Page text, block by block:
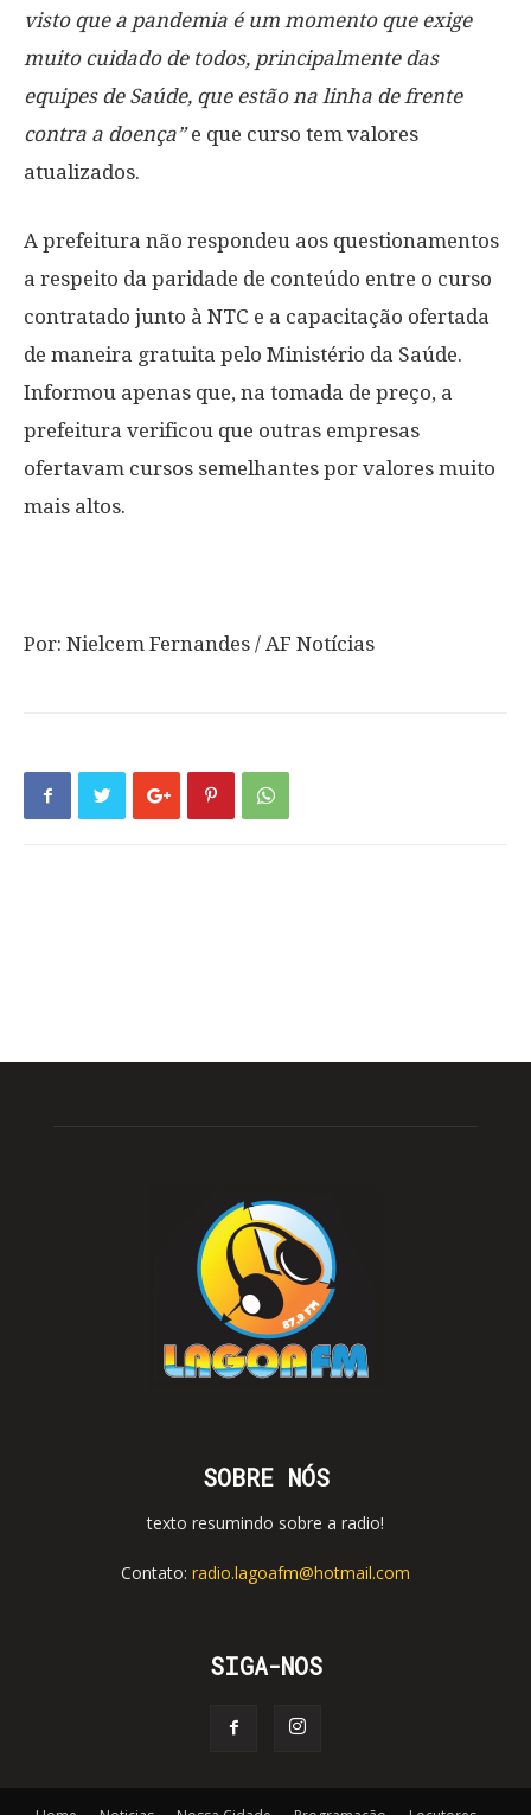
visto que a pandemia é um momento que exige
muito cuidado de todos, principalmente das
equipes de Saúde, que estão na linha de frente
contra a doença”e que curso tem valores
atualizados.
A prefeitura não respondeu aos questionamentos
a respeito da paridade de conteúdo entre o curso
contratado junto à NTC e a capacitação ofertada
de maneira gratuita pelo Ministério da Saúde.
Informou apenas que, na tomada de preço, a
prefeitura verificou que outras empresas
ofertavam cursos semelhantes por valores muito
mais altos.
Por: Nielcem Fernandes / AF Notícias
SOBRE NÓS
texto resumindo sobre a radio!
Contato: radio.lagoafm@hotmail.com
SIGA-NOS